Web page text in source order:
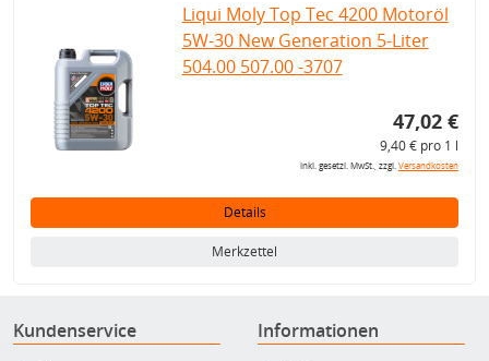
Liqui Moly Top Tec 4200 Motoröl
5W-30 New Generation 5-Liter
504.00 507.00 -3707
47,02 €
9,40 € pro 1 l
inkl. gesetzl. MwSt., zzgl.Versandkosten
Details
Merkzettel
Kundenservice Informationen